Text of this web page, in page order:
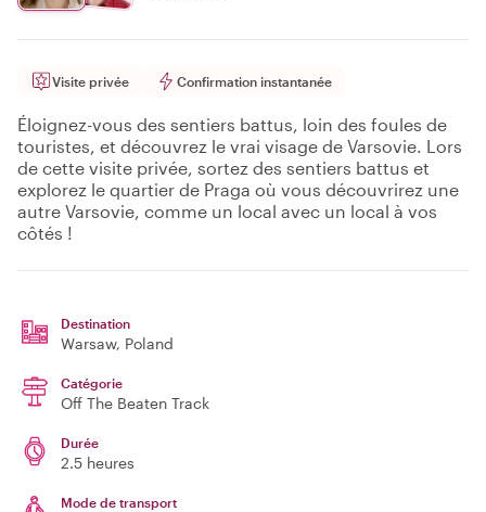
Visite privée Confirmation instantanée
Éloignez-vous des sentiers battus, loin des foules de
touristes, et découvrez le vrai visage de Varsovie. Lors
de cette visite privée, sortez des sentiers battus et
explorez le quartier de Praga où vous découvrirez une
autre Varsovie, comme un local avec un local à vos
côtés !
Destination
Warsaw, Poland
Catégorie
Off The Beaten Track
Durée
2.5 heures
Mode de transport